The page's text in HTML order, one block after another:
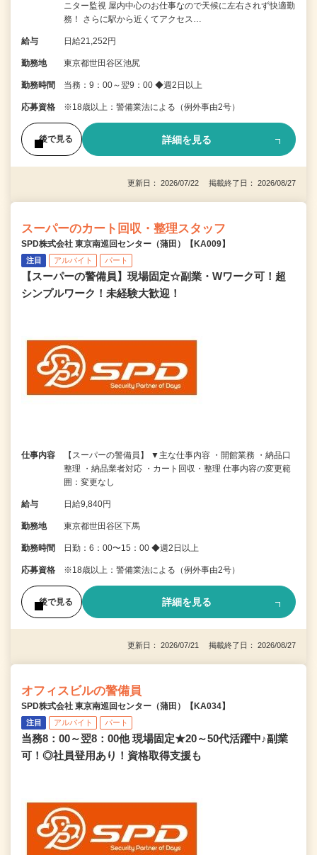
ニター監視 屋内中心のお仕事なので天候に左右されず快適勤
務！ さらに駅から近くてアクセス…
給与 日給21,252円
勤務地 東京都世田谷区池尻
勤務時間 当務：9：00～翌9：00 ◆週2日以上
応募資格 ※18歳以上：警備業法による（例外事由2号）
後で見る 詳細を見る
更新日： 2026/07/22 掲載終了日： 2026/08/27
スーパーのカート回収・整理スタッフ
SPD株式会社 東京南巡回センター（蒲田）【KA009】
注目 アルバイト パート
【スーパーの警備員】現場固定☆副業・Wワーク可！超
シンプルワーク！未経験大歓迎！
仕事内容
【スーパーの警備員】 ▼主な仕事内容 ・開館業務 ・納品口
整理 ・納品業者対応 ・カート回収・整理 仕事内容の変更範
囲：変更なし
給与 日給9,840円
勤務地 東京都世田谷区下馬
勤務時間 日勤：6：00〜15：00 ◆週2日以上
応募資格 ※18歳以上：警備業法による（例外事由2号）
後で見る 詳細を見る
更新日： 2026/07/21 掲載終了日： 2026/08/27
オフィスビルの警備員
SPD株式会社 東京南巡回センター（蒲田）【KA034】
注目 アルバイト パート
当務8：00～翌8：00他 現場固定★20～50代活躍中♪副業
可！◎社員登用あり！資格取得支援も